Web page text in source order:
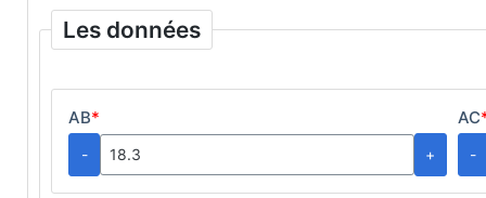
Les données
AB*
- +
AC
-